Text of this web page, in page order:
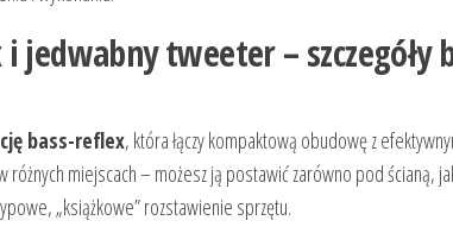
tweeter – szczegóły
bass-reflex, która łączy kompaktową obudowę z
miejscach – możesz ją postawić zarówno pod ścianą,
„książkowe” rozstawienie sprzętu.